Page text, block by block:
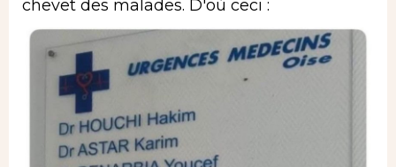
chevet des malades. D'où ceci :